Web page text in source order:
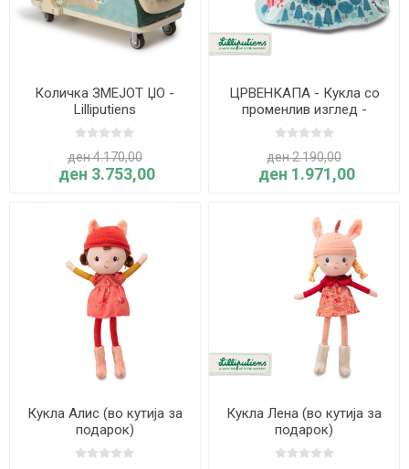
Количка ЗМЕЈОТ ЏО -
Lilliputiens
ден 4.170,00
ден 3.753,00
ЦРВЕНКАПА - Кукла со
променлив изглед -
Lilliputiens
ден 2.190,00
ден 1.971,00
Кукла Алис (во кутија за
подарок)
Кукла Лена (во кутија за
подарок)